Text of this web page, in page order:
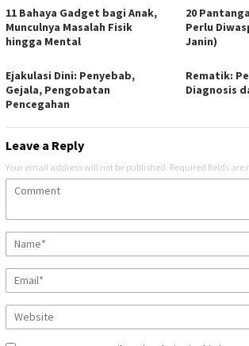
11 Bahaya Gadget bagi Anak,
Munculnya Masalah Fisik
hingga Mental
20
Perlu
Janin)
Ejakulasi Dini: Penyebab,
Gejala, Pengobatan
Pencegahan
Rematik:
Diagnosis
Leave a Reply
Your email address will not be published. Required fields are